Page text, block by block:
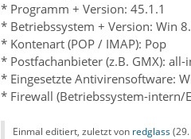
* Programm + Version: 45.1.1
* Betriebssystem + Version: Win
* Kontenart (POP / IMAP): Pop
* Postfachanbieter (z.B. GMX): all-
* Eingesetzte Antivirensoftware:
* Firewall (Betriebssystem-intern/
Einmal editiert, zuletzt von redglass(